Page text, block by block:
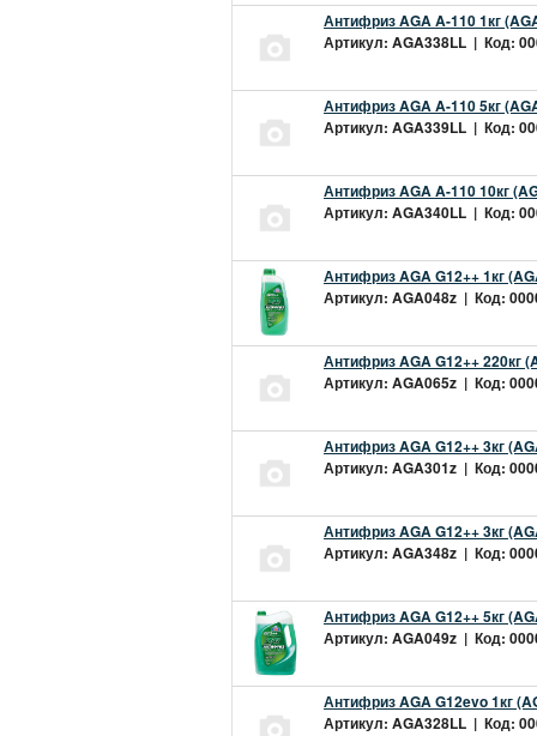
Антифриз AGA A-110 1кг
Артикул: AGA338LL | Код:
Антифриз AGA A-110 5кг
Артикул: AGA339LL | Код:
Антифриз AGA A-110 10кг
Артикул: AGA340LL | Код:
Антифриз AGA G12++ 1кг
Артикул: AGA048z | Код:
Антифриз AGA G12++ 220кг
Артикул: AGA065z | Код:
Антифриз AGA G12++ 3кг
Артикул: AGA301z | Код:
Антифриз AGA G12++ 3кг
Артикул: AGA348z | Код:
Антифриз AGA G12++ 5кг
Артикул: AGA049z | Код:
Антифриз AGA G12evo 1кг
Артикул: AGA328LL | Код: